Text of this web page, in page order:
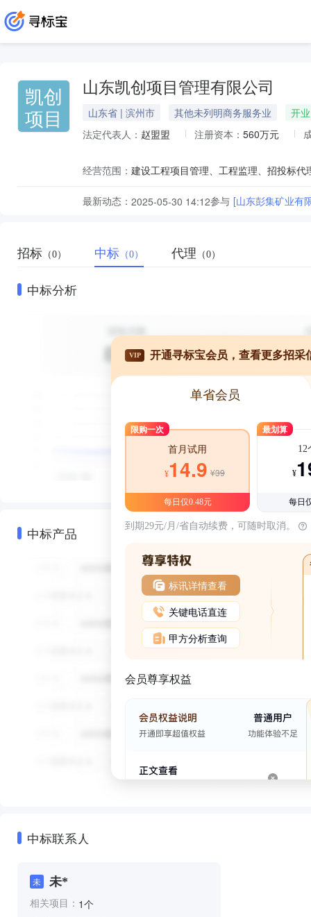
凯创
项目
山东凯创项目管理有限公司
山东省 | 滨州市 其他未列明商务服务业
开业
法定代表人： 赵盟盟 注册资本： 560万元
经营范围：
最新动态： 2025-05-30 14:12参与 [山东彭集矿业有
招标 （0） 中标 （0） 代理 （0）
中标分析
中标产品
VIP 开通寻标宝会员，查看更多招采
单省会员
限购一次
首月试用
¥14.9 ¥39
每日仅0.48元
最划算
12
¥
每日
到期29元/月/省自动续费，可随时取消。
标讯详情查看
关键电话直连
甲方分析查询
会员尊享权益
中标联系人
未 未*
相关项目： 1个